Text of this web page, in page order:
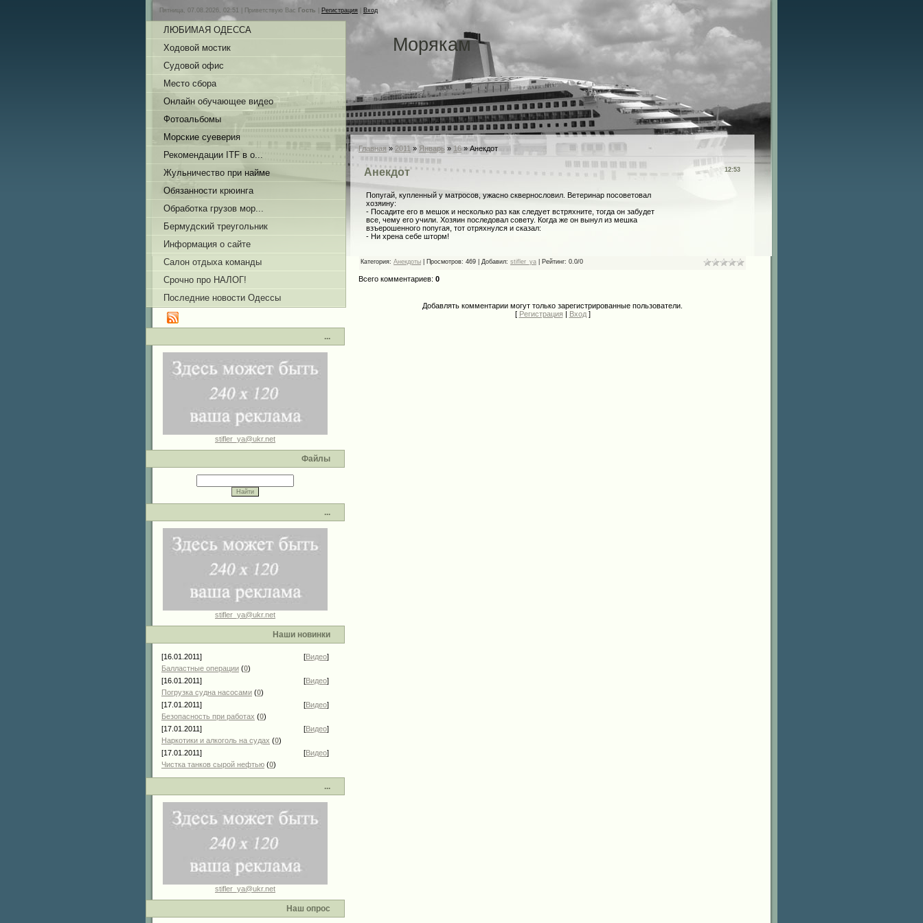
Пятница, 07.08.2026, 02:51 | Приветствую Вас Гость Регистрация Вход
ЛЮБИМАЯ ОДЕССА
Ходовой мостик
Судовой офис
Место сбора
Онлайн обучающее видео
Фотоальбомы
Морские суеверия
Рекомендации ITF в о...
Жульничество при найме
Обязанности крюинга
Обработка грузов мор...
Бермудский треугольник
Информация о сайте
Салон отдыха команды
Срочно про НАЛОГ!
Последние новости Одессы
...
stifler_ya@ukr.net
Файлы
...
stifler_ya@ukr.net
Наши новинки
[16.01.2011] [Видео]
Балластные операции (0)
[16.01.2011]
[Видео]
Погрузка судна насосами (0)
[17.01.2011]
[Видео]
Безопасность при работах (0)
[17.01.2011]
[Видео]
Наркотики и алкоголь на судах (0)
[17.01.2011]
[Видео]
Чистка танков сырой нефтью (0)
...
stifler_ya@ukr.net
Наш опрос
Морякам
Главная » 2011 » Январь » 16» Анекдот
12:53
Анекдот
Попугай, купленный у матросов, ужасно сквернословил. Ветеринар посоветовал
хозяину:
- Посадите его в мешок и несколько раз как следует встряхните, тогда он забудет
все, чему его учили. Хозяин последовал совету. Когда же он вынул из мешка
взъерошенного попугая, тот отряхнулся и сказал:
- Ни хрена себе шторм!
Категория: Анекдоты Просмотров: 469 | Добавил: stifler_ya Рейтинг: 0.0/0
Всего комментариев: 0
Добавлять комментарии могут только зарегистрированные пользователи.
[ Регистрация | Вход]